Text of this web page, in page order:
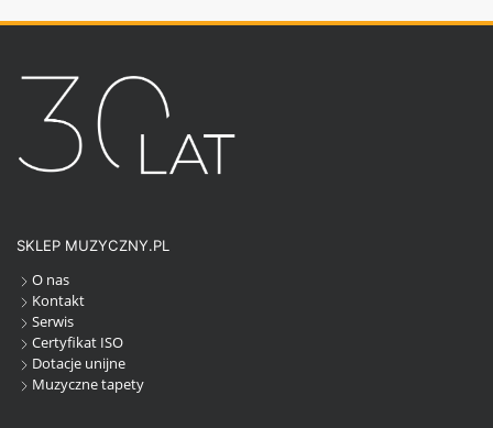
SKLEP MUZYCZNY.PL
O nas
Kontakt
Serwis
Certyfikat ISO
Dotacje unijne
Muzyczne tapety